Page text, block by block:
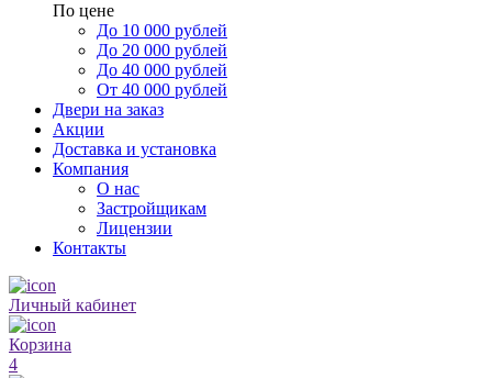
По цене
До 10 000 рублей
До 20 000 рублей
До 40 000 рублей
От 40 000 рублей
Двери на заказ
Акции
Доставка и установка
Компания
О нас
Застройщикам
Лицензии
Контакты
Личный кабинет
Корзина
4